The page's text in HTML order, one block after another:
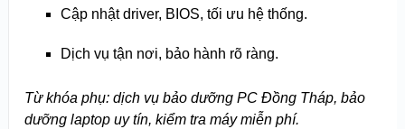
Cập nhật driver, BIOS, tối ưu hệ thống.
Dịch vụ tận nơi, bảo hành rõ ràng.
Từ khóa phụ: dịch vụ bảo dưỡng PC Đồng Tháp, bảo
dưỡng laptop uy tín, kiểm tra máy miễn phí.